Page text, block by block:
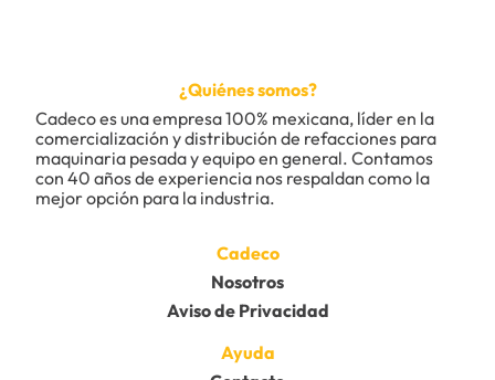
¿Quiénes somos?
Cadeco es una empresa 100% mexicana, líder en la
comercialización y distribución de refacciones para
maquinaria pesada y equipo en general. Contamos
con 40 años de experiencia nos respaldan como la
mejor opción para la industria.
Cadeco
Nosotros
Aviso de Privacidad
Ayuda